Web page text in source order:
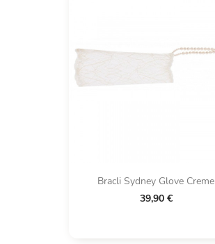
Bracli Sydney Glove Creme
39,90 €